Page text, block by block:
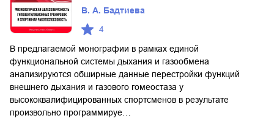
В. А. Бадтиева
4
В предлагаемой монографии в рамках единой
функциональной системы дыхания и газообмена
анализируются обширные данные перестройки функций
внешнего дыхания и газового гомеостаза у
высококвалифицированных спортсменов в результате
произвольно программируе…